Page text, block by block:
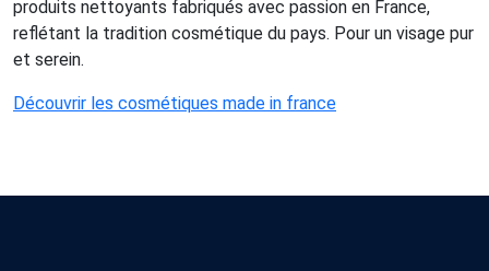
produits nettoyants fabriqués avec passion en France,
reflétant la tradition cosmétique du pays. Pour un visage pur
et serein.
Découvrir les cosmétiques made in france